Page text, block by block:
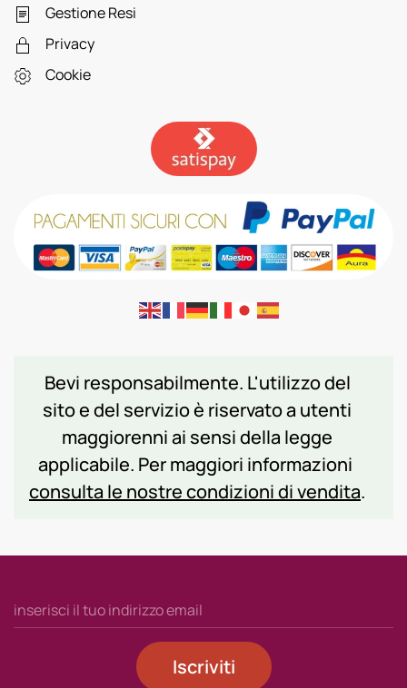
Gestione Resi
Privacy
Cookie
Bevi responsabilmente. L'utilizzo del
sito e del servizio è riservato a utenti
maggiorenni ai sensi della legge
applicabile. Per maggiori informazioni
consulta le nostre condizioni di vendita.
Iscriviti